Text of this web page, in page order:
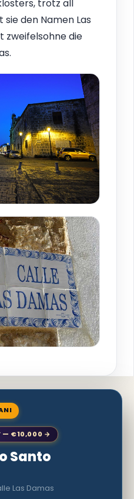
trotz all
den Namen Las
zweifelsohne die
— €10,000 →
Santo
Las Damas